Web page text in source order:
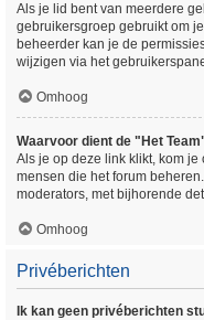
Als je lid bent van meerdere
gebruikersgroep gebruikt om
beheerder kan je de
wijzigen via het
Omhoog
Waarvoor dient de "Het
Als je op deze link klikt, kom
mensen die het forum
moderators, met bijhorende
Omhoog
Privéberichten
Ik kan geen privéberichten